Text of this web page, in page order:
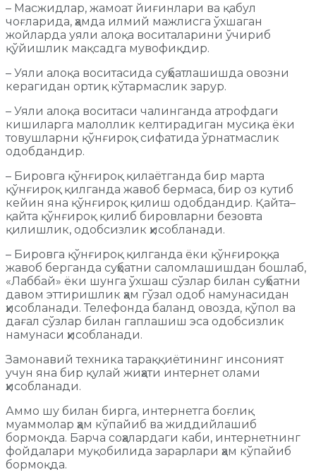
– Масжидлар, жамоат йиғинлари ва қабул
чоғларида, ҳамда илмий мажлисга ўхшаган
жойларда уяли алоқа воситаларини ўчириб
қўйишлик мақсадга мувофиқдир.
– Уяли алоқа воситасида суҳбатлашишда овозни
керагидан ортиқ кўтармаслик зарур.
– Уяли алоқа воситаси чалинганда атрофдаги
кишиларга малоллик келтирадиган мусиқа ёки
товушларни қўнғироқ сифатида ўрнатмаслик
одобдандир.
– Бировга қўнғироқ қилаётганда бир марта
қўнғироқ қилганда жавоб бермаса, бир оз кутиб
кейин яна қўнғироқ қилиш одобдандир. Қайта–
қайта қўнғироқ қилиб бировларни безовта
қилишлик, одобсизлик ҳисобланади.
– Бировга қўнғироқ қилганда ёки қўнғироққа
жавоб берганда суҳбатни саломлашишдан бошлаб,
«Лаббай» ёки шунга ўхшаш сўзлар билан суҳбатни
давом эттиришлик ҳам гўзал одоб намунасидан
ҳисобланади. Телефонда баланд овозда, қўпол ва
дағал сўзлар билан гаплашиш эса одобсизлик
намунаси ҳисобланади.
Замонавий техника тараққиётининг инсоният
учун яна бир қулай жиҳати интернет олами
ҳисобланади.
Аммо шу билан бирга, интернетга боғлиқ
муаммолар ҳам кўпайиб ва жиддийлашиб
бормоқда. Барча соҳалардаги каби, интернетнинг
фойдалари муқобилида зарарлари ҳам кўпайиб
бормоқда.